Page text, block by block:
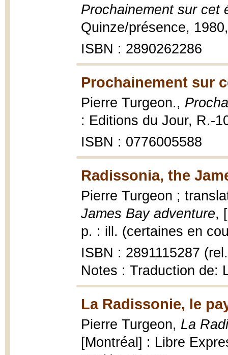
Prochainement sur cet
Quinze/présence,
ISBN : 2890262286
Prochainement sur
Pierre Turgeon.,
: Editions du Jour, R.-
ISBN : 0776005588
Radissonia, the
Pierre Turgeon ;
James Bay adventure,
p. : ill. (certaines en
ISBN : 2891115287
Notes : Traduction de:
La Radissonie, le
Pierre Turgeon, La
[Montréal] : Libre